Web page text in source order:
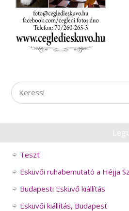
Teszt
Esküvői ruhabemutató a Héjja
Budapesti Esküvő kiállítás
Esküvői kiállítás, Budapest